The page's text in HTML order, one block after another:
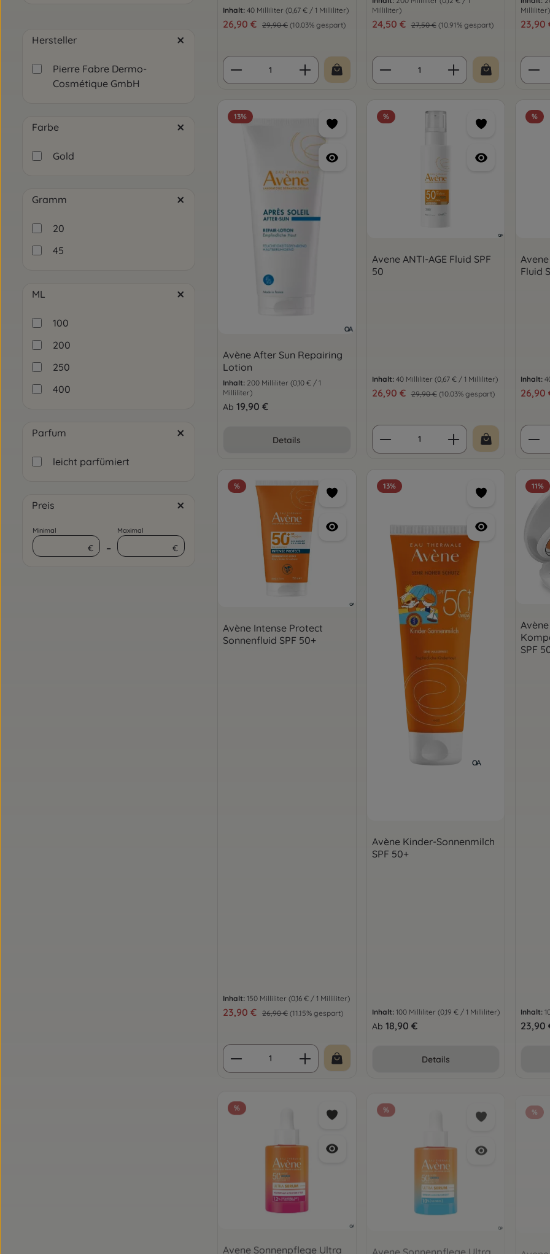
Hersteller
Pierre Fabre Dermo-
Cosmétique GmbH
Farbe
Gold
Gramm
20
45
ML
100
200
250
400
Parfum
leicht parfümiert
Preis
Minimal
€ –
Maximal
€
Inhalt: 40 Milliliter (0,67 € / 1 Milliliter)
Verkaufspreis:
26,90 € Regulärer Preis:
29,90 € (10.03% gespart)
Produkt Anzahl: Gib den gewünschten Wert
Milliliter)
Verkaufspreis:
24,50 € Regulärer Preis:
27,50 € (10.91% gespart)
Produkt Anzahl: Gib den
Milliliter)
23,90
13%
Avène After Sun Repairing
Lotion
Inhalt: 200 Milliliter (0,10 € / 1
Milliliter)
Regulärer Preis:
Ab 19,90 €
Details
%
Avene ANTI-AGE Fluid SPF
50
Inhalt: 40 Milliliter (0,67 € / 1 Milliliter)
Verkaufspreis:
26,90 € Regulärer Preis:
29,90 € (10.03% gespart)
Produkt Anzahl: Gib den
%
Avene
Fluid
Inhalt:
26,90
%
Avène Intense Protect
Sonnenfluid SPF 50+
Inhalt: 150 Milliliter (0,16 € / 1 Milliliter)
Verkaufspreis:
23,90 € Regulärer Preis:
26,90 € (11.15% gespart)
Produkt Anzahl: Gib den gewünschten Wert
13%
Avène Kinder-Sonnenmilch
SPF 50+
Inhalt: 100 Milliliter (0,19 € / 1 Milliliter)
Regulärer Preis:
Ab 18,90 €
Details
11%
SPF
Inhalt:
23,90
%
Avene Sonnenpflege Ultra
%
Avene Sonnenpflege Ultra
%